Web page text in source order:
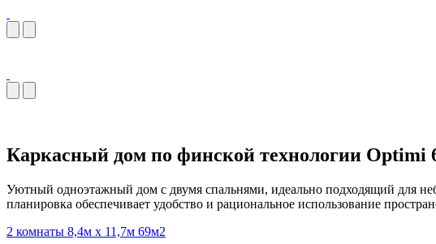
Каркасный дом по финской технологии Optimi
Уютный одноэтажный дом с двумя спальнями, идеально подходящий для
планировка обеспечивает удобство и рациональное использование
2 комнаты 8,4м x 11,7м 69м2